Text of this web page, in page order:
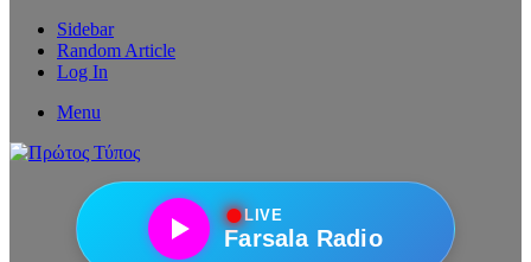
Sidebar
Random Article
Log In
Menu
●LIVE
Farsala Radio